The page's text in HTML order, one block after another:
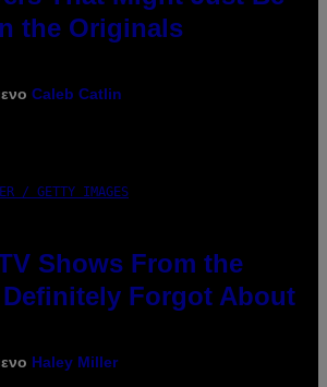
the Originals
Caleb Catlin
/ GETTY IMAGES
Shows From the
Definitely Forgot About
Haley Miller